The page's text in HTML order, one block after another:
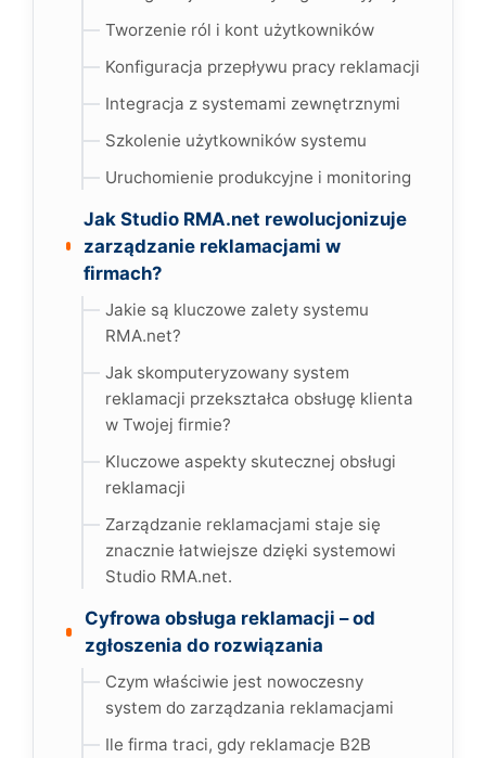
Tworzenie ról i kont użytkowników
Konfiguracja przepływu pracy reklamacji
Integracja z systemami zewnętrznymi
Szkolenie użytkowników systemu
Uruchomienie produkcyjne i monitoring
Jak Studio RMA.net rewolucjonizuje
zarządzanie reklamacjami w
firmach?
Jakie są kluczowe zalety systemu
RMA.net?
Jak skomputeryzowany system
reklamacji przekształca obsługę klienta
w Twojej firmie?
Kluczowe aspekty skutecznej obsługi
reklamacji
Zarządzanie reklamacjami staje się
znacznie łatwiejsze dzięki systemowi
Studio RMA.net.
Cyfrowa obsługa reklamacji – od
zgłoszenia do rozwiązania
Czym właściwie jest nowoczesny
system do zarządzania reklamacjami
Ile firma traci, gdy reklamacje B2B